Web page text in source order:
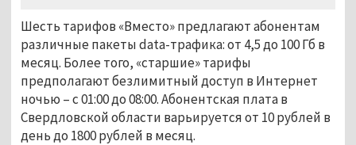
Шесть тарифов «Вместо» предлагают абонентам
различные пакеты data-трафика: от 4,5 до 100 Гб в
месяц. Более того, «старшие» тарифы
предполагают безлимитный доступ в Интернет
ночью – с 01:00 до 08:00. Абонентская плата в
Свердловской области варьируется от 10 рублей в
день до 1800 рублей в месяц.